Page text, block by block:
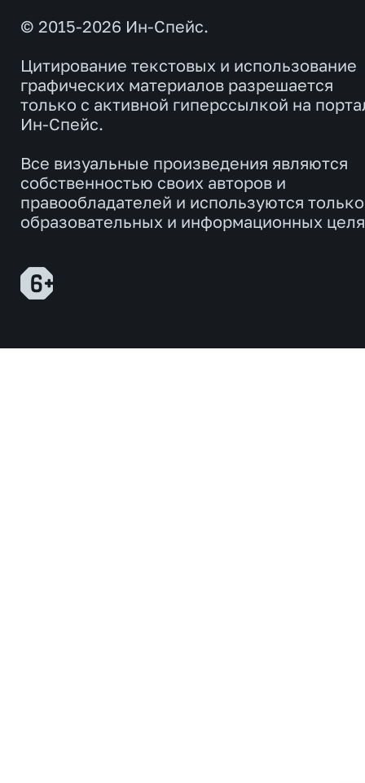
© 2015-2026 Ин-Спейс.
Цитирование текстовых и использование
графических материалов разрешается
только с активной гиперссылкой на
Ин-Спейс.
Все визуальные произведения являются
собственностью своих авторов и
правообладателей и используются
образовательных и информационных